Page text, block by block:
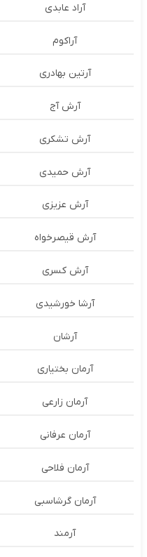
آراد عابدی
آراکوم
آرتین بهادری
آرش آج
آرش تشکری
آرش حمیدی
آرش عزیزی
آرش قیصرخواه
آرش کسری
آرشا خورشیدی
آرشان
آرمان بختیاری
آرمان زارعی
آرمان عرفانی
آرمان فلاحی
آرمان گرشاسبی
آرمند